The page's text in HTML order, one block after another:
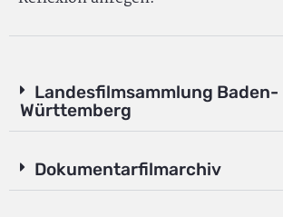
Landesfilmsammlung Baden-
Württemberg
Dokumentarfilmarchiv